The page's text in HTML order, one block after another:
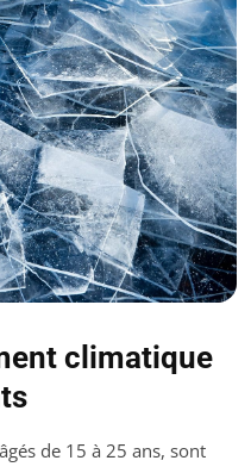
climatique
de 15 à 25 ans, sont